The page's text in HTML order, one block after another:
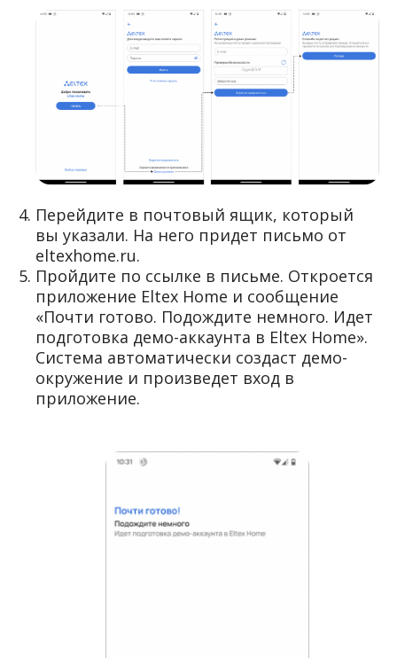
Перейдите в почтовый ящик, который
вы указали. На него придет письмо от
eltexhome.ru.
Пройдите по ссылке в письме. Откроется
приложение Eltex Home и сообщение
«Почти готово. Подождите немного. Идет
подготовка демо-аккаунта в Eltex Home».
Система автоматически создаст демо-
окружение и произведет вход в
приложение.